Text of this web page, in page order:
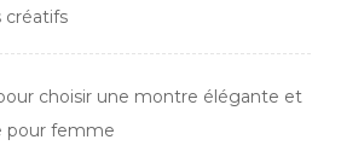
créatifs
choisir une montre élégante et
pour femme